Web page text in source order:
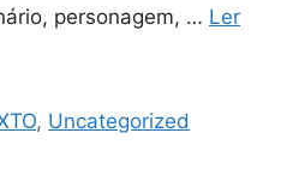
personagem, … Ler
, Uncategorized